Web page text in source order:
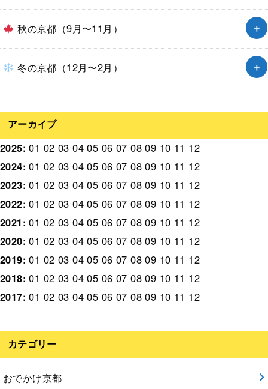
秋の京都（9月〜11月）
冬の京都（12月〜2月）
アーカイブ
2025:01 02 03 04 05 06 07 08 09 10 11 12
2024:01 02 03 04 05 06 07 08 09 10 11 12
2023:01 02 03 04 05 06 07 08 09 10 11 12
2022:01 02 03 04 05 06 07 08 09 10 11 12
2021:01 02 03 04 05 06 07 08 09 10 11 12
2020:01 02 03 04 05 06 07 08 09 10 11 12
2019:01 02 03 04 05 06 07 08 09 10 11 12
2018:01 02 03 04 05 06 07 08 09 10 11 12
2017:01 02 03 04 05 06 07 08 09 10 11 12
カテゴリー
おでかけ京都